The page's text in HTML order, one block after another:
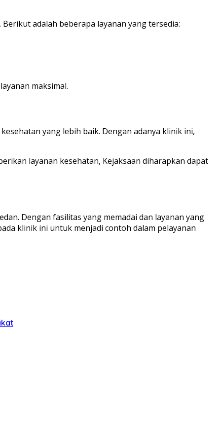
adalah beberapa layanan yang tersedia:
maksimal.
yang lebih baik. Dengan adanya klinik ini,
layanan kesehatan, Kejaksaan diharapkan dapat
Dengan fasilitas yang memadai dan layanan yang
klinik ini untuk menjadi contoh dalam pelayanan